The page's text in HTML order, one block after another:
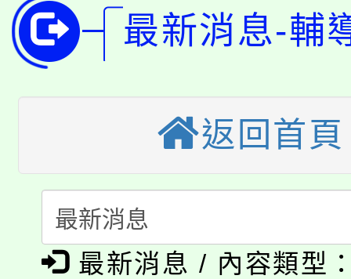
版
公告本校115學年度第
代理(課)教師甄選結果(
「2026金融保險知識
車」活動
桃園市115學年度學生
生本土語及新住民語歌
公告本校115學年度第
代理(課)教師甄選結果(
公告本校115學年度第
代理(課)教師甄選結果(
轉知中國文化大學推廣
《TA101》溝通分析基
淨零綠生活教案入校路
最新消息-輔
返回首頁
最新消息 / 內容類型